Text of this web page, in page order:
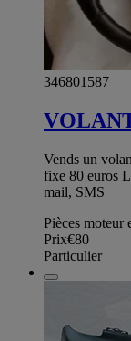
346801587
Vends un
fixe 80 euros
mail, SMS
Pièces moteur
Prix€80
Particulier